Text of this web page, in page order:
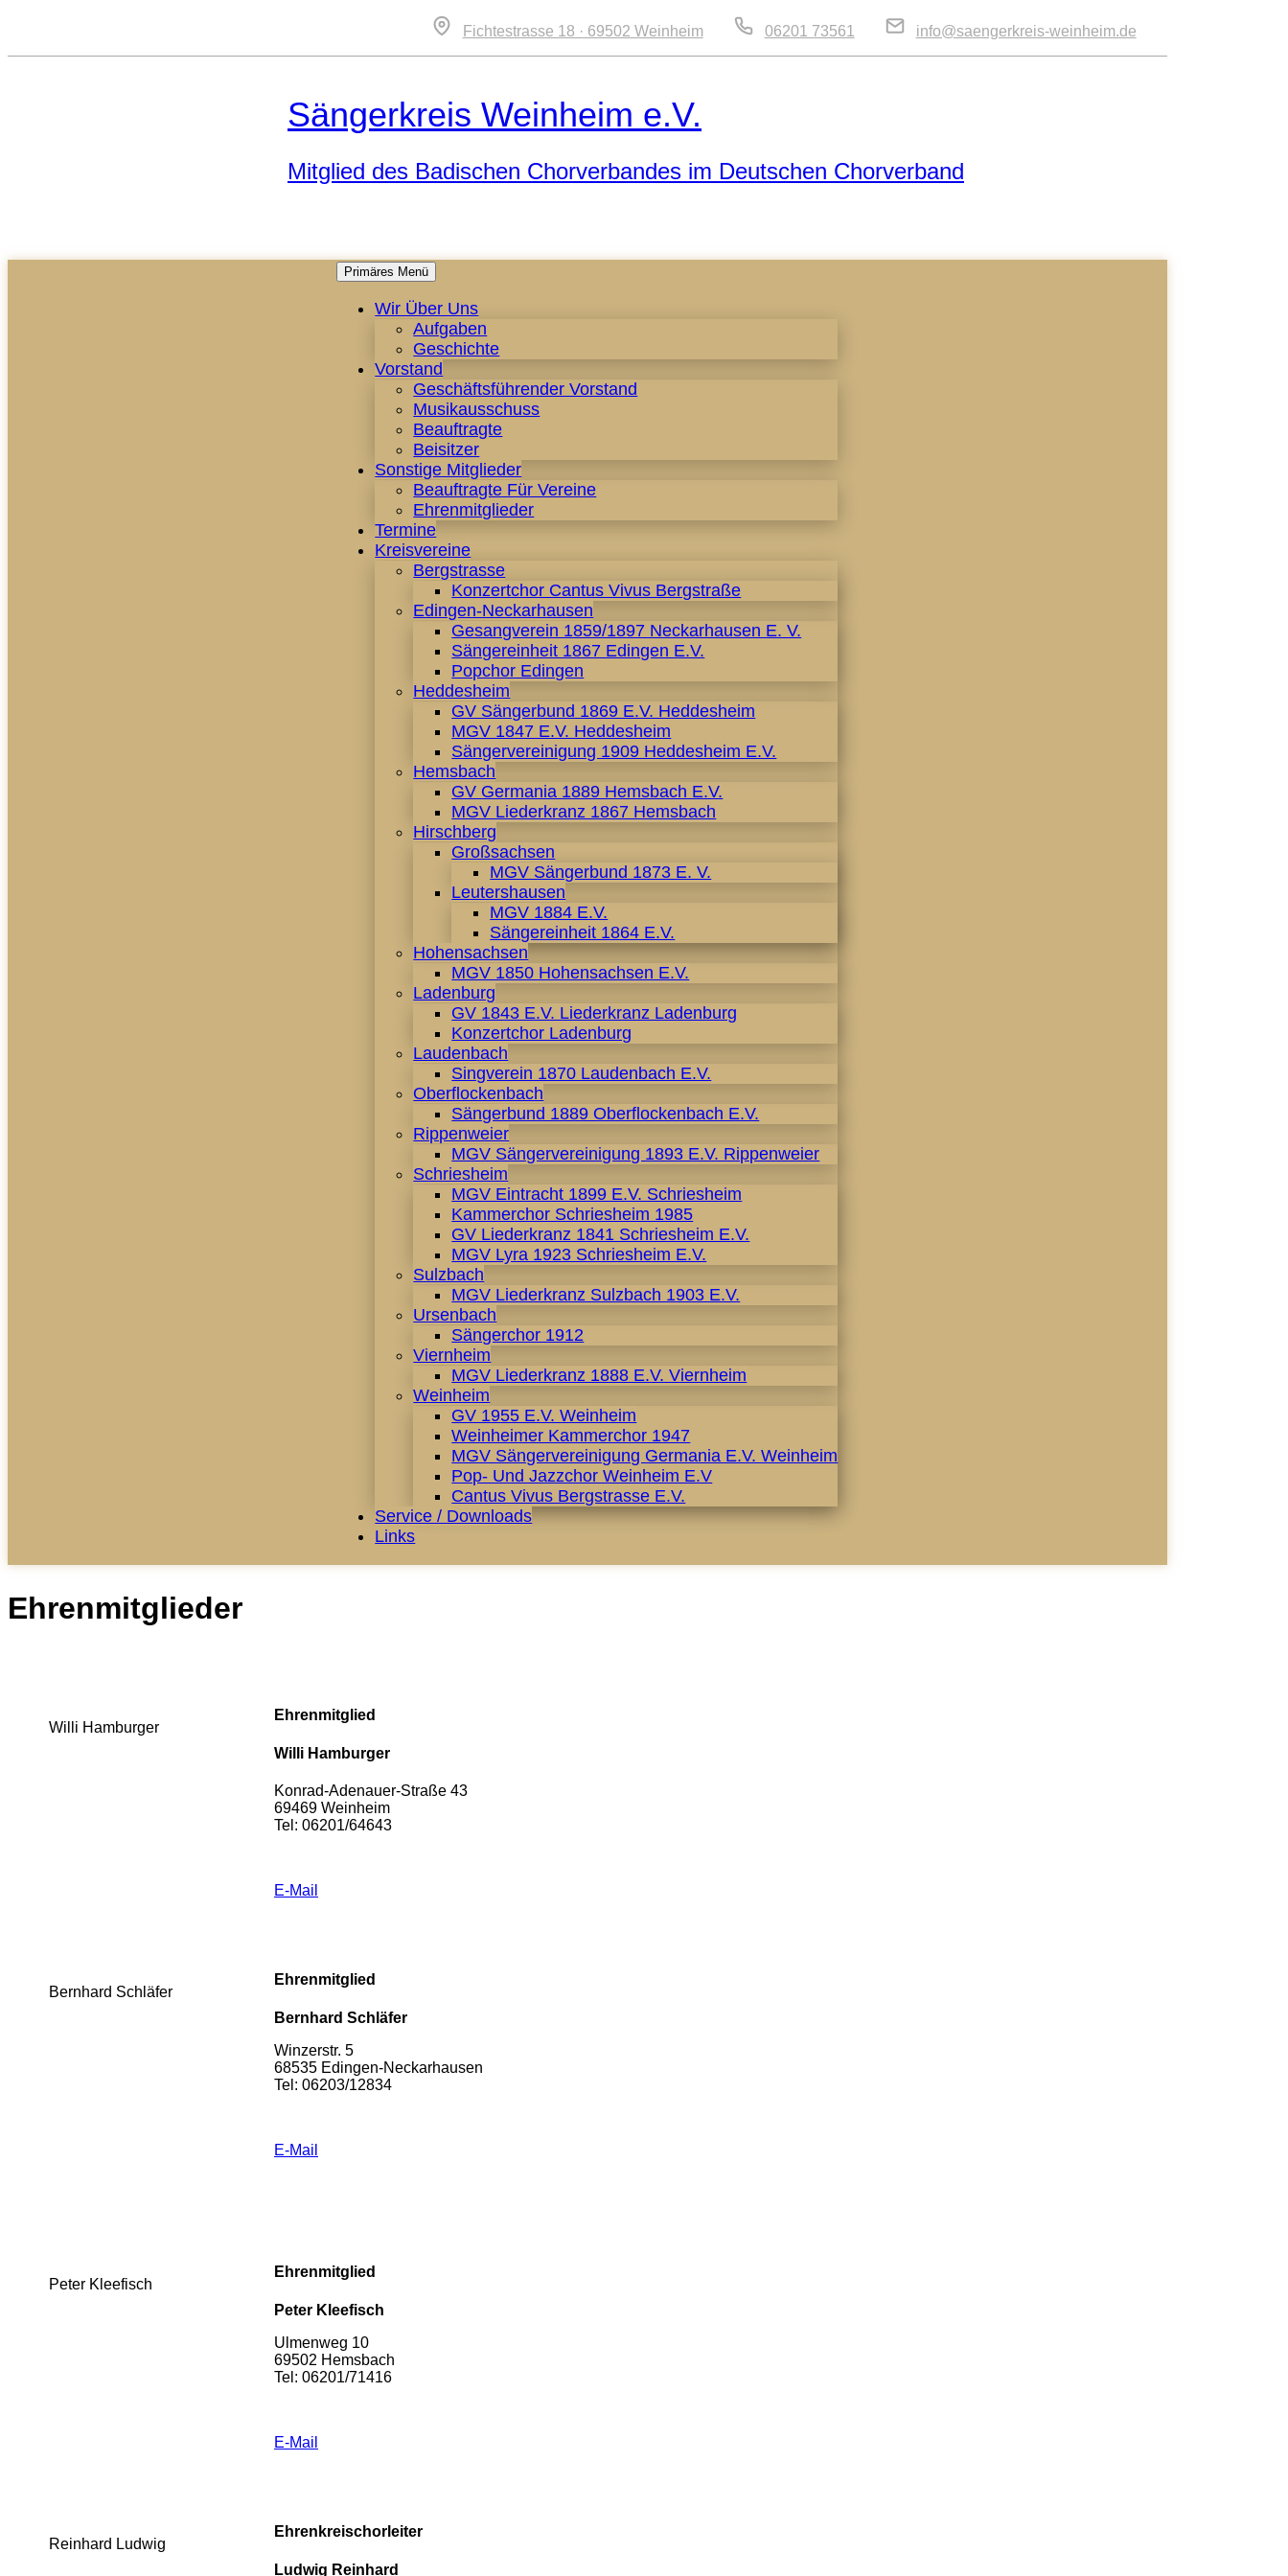
Fichtestrasse 18 · 69502 Weinheim 06201 73561 info@saengerkreis-weinheim.de
Sängerkreis Weinheim e.V.
Mitglied des Badischen Chorverbandes im Deutschen Chorverband
Primäres Menü Zum
springen
Wir Über Uns
Aufgaben
Geschichte
Vorstand
Geschäftsführender Vorstand
Musikausschuss
Beauftragte
Beisitzer
Sonstige Mitglieder
Beauftragte Für Vereine
Ehrenmitglieder
Termine
Kreisvereine
Bergstrasse
Konzertchor Cantus Vivus Bergstraße
Edingen-Neckarhausen
Gesangverein 1859/1897 Neckarhausen E. V.
Sängereinheit 1867 Edingen E.V.
Popchor Edingen
Heddesheim
GV Sängerbund 1869 E.V. Heddesheim
MGV 1847 E.V. Heddesheim
Sängervereinigung 1909 Heddesheim E.V.
Hemsbach
GV Germania 1889 Hemsbach E.V.
MGV Liederkranz 1867 Hemsbach
Hirschberg
Großsachsen
MGV Sängerbund 1873 E. V.
Leutershausen
MGV 1884 E.V.
Sängereinheit 1864 E.V.
Hohensachsen
MGV 1850 Hohensachsen E.V.
Ladenburg
GV 1843 E.V. Liederkranz Ladenburg
Konzertchor Ladenburg
Laudenbach
Singverein 1870 Laudenbach E.V.
Oberflockenbach
Sängerbund 1889 Oberflockenbach E.V.
Rippenweier
MGV Sängervereinigung 1893 E.V. Rippenweier
Schriesheim
MGV Eintracht 1899 E.V. Schriesheim
Kammerchor Schriesheim 1985
GV Liederkranz 1841 Schriesheim E.V.
MGV Lyra 1923 Schriesheim E.V.
Sulzbach
MGV Liederkranz Sulzbach 1903 E.V.
Ursenbach
Sängerchor 1912
Viernheim
MGV Liederkranz 1888 E.V. Viernheim
Weinheim
GV 1955 E.V. Weinheim
Weinheimer Kammerchor 1947
MGV Sängervereinigung Germania E.V. Weinheim
Pop- Und Jazzchor Weinheim E.V
Cantus Vivus Bergstrasse E.V.
Service / Downloads
Links
Ehrenmitglieder
Willi Hamburger
Ehrenmitglied
Willi Hamburger
Konrad-Adenauer-Straße 43
69469 Weinheim
Tel: 06201/64643
E-Mail
Bernhard Schläfer
Ehrenmitglied
Bernhard Schläfer
Winzerstr. 5
68535 Edingen-Neckarhausen
Tel: 06203/12834
E-Mail
Peter Kleefisch
Ehrenmitglied
Peter Kleefisch
Ulmenweg 10
69502 Hemsbach
Tel: 06201/71416
E-Mail
Reinhard Ludwig
Ehrenkreischorleiter
Ludwig Reinhard